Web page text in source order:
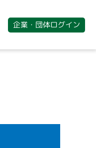
企業・団体ログイン